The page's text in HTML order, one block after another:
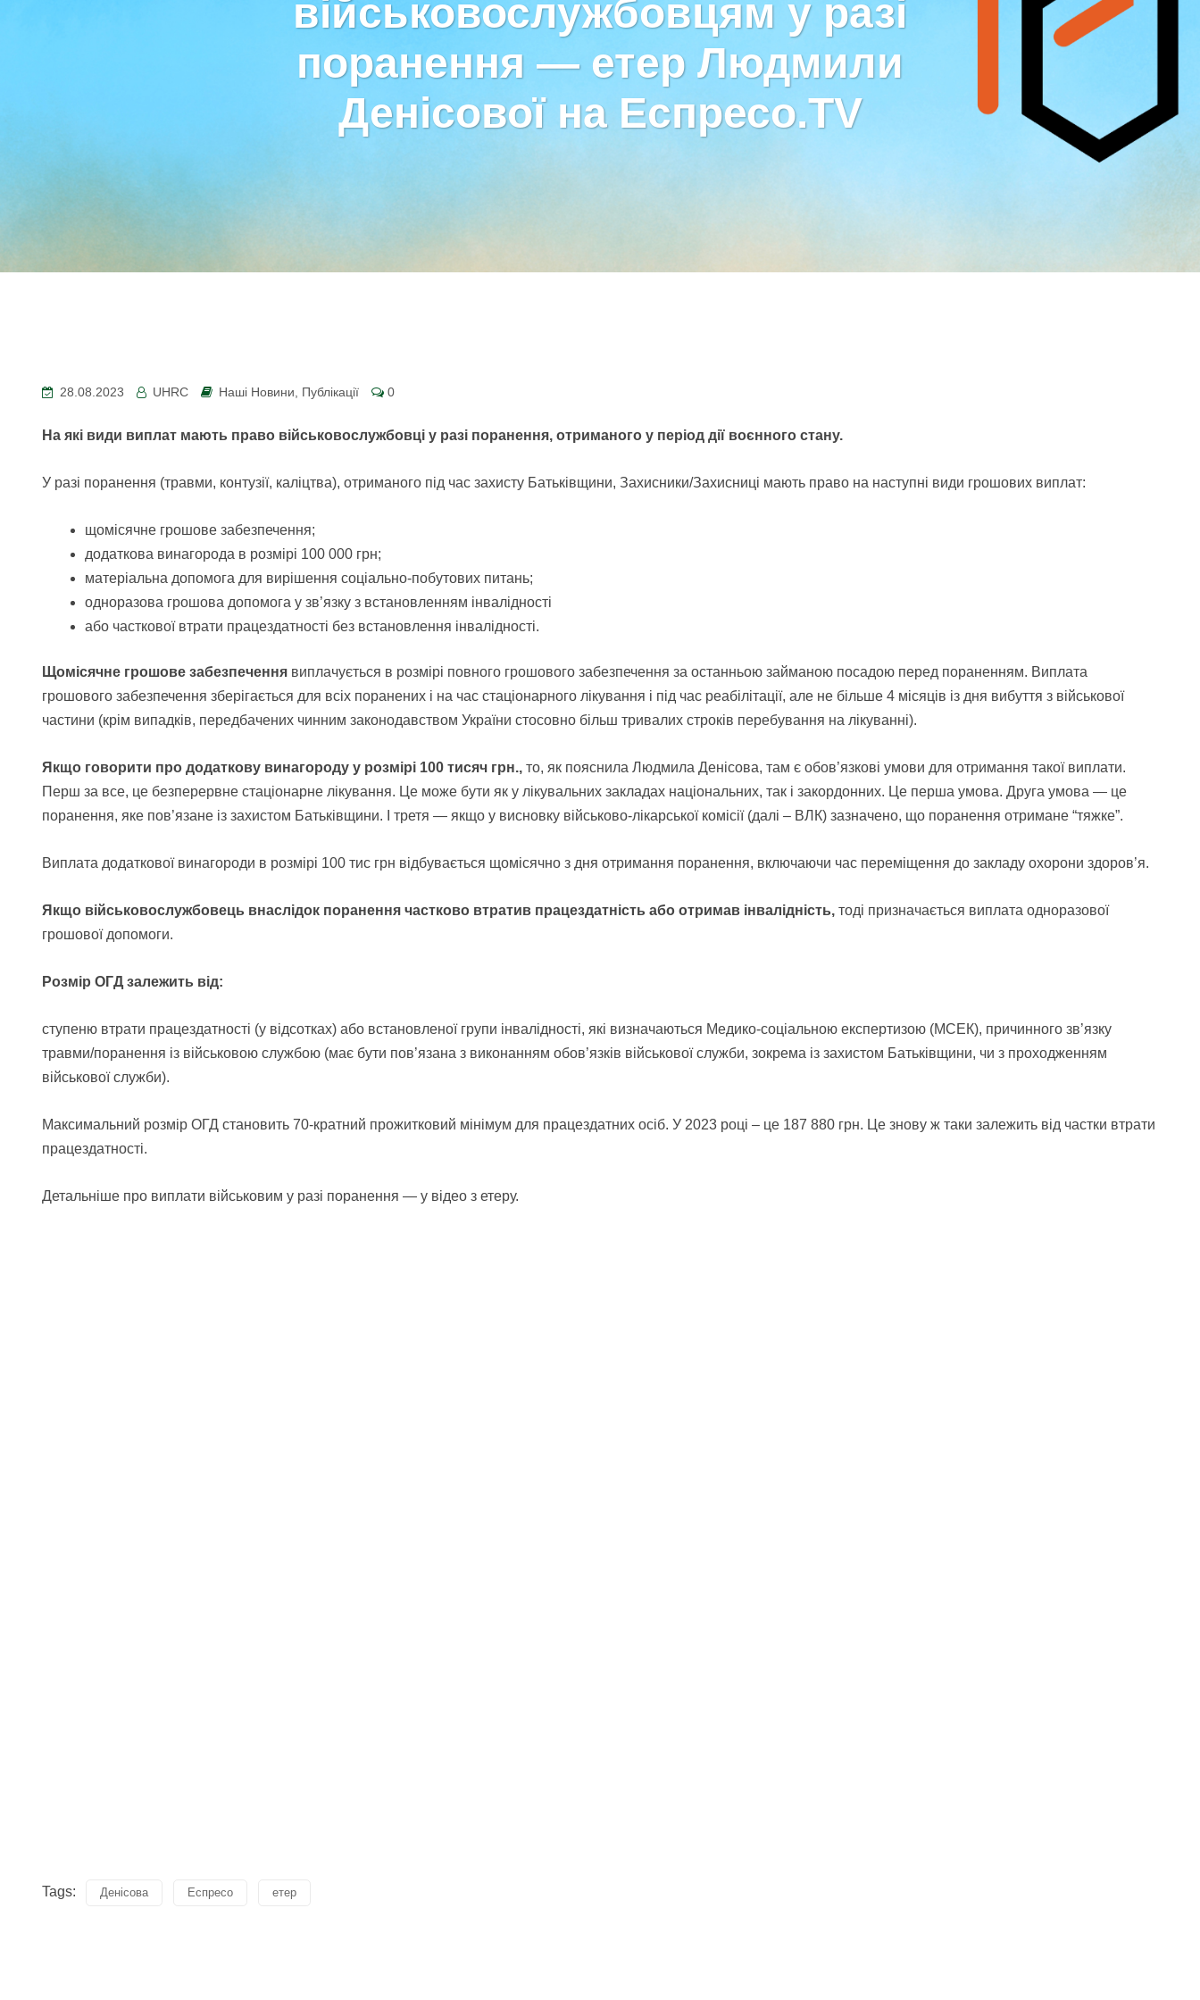
військовослужбовцям у разі
поранення — етер Людмили
Денісової на Еспресо.TV
28.08.2023 UHRC Наші Новини Публікації 0
На які види виплат мають право військовослужбовці у разі поранення, отриманого у період дії воєнного стану.
У разі поранення (травми, контузії, каліцтва), отриманого під час захисту Батьківщини, Захисники/Захисниці мають право на наступні види грошових виплат:
щомісячне грошове забезпечення;
додаткова винагорода в розмірі 100 000 грн;
матеріальна допомога для вирішення соціально-побутових питань;
одноразова грошова допомога у зв’язку з встановленням інвалідності
або часткової втрати працездатності без встановлення інвалідності.
Щомісячне грошове забезпечення виплачується в розмірі повного грошового забезпечення за останньою займаною посадою перед пораненням. Виплата
грошового забезпечення зберігається для всіх поранених і на час стаціонарного лікування і під час реабілітації, але не більше 4 місяців із дня вибуття з військової
частини (крім випадків, передбачених чинним законодавством України стосовно більш тривалих строків перебування на лікуванні).
Якщо говорити про додаткову винагороду у розмірі 100 тисяч грн., то, як пояснила Людмила Денісова, там є обов’язкові умови для отримання такої виплати.
Перш за все, це безперервне стаціонарне лікування. Це може бути як у лікувальних закладах національних, так і закордонних. Це перша умова. Друга умова — це
поранення, яке пов’язане із захистом Батьківщини. І третя — якщо у висновку військово-лікарської комісії (далі – ВЛК) зазначено, що поранення отримане “тяжке”.
Виплата додаткової винагороди в розмірі 100 тис грн відбувається щомісячно з дня отримання поранення, включаючи час переміщення до закладу охорони здоров’я.
Якщо військовослужбовець внаслідок поранення частково втратив працездатність або отримав інвалідність, тоді призначається виплата одноразової
грошової допомоги.
Розмір ОГД залежить від:
ступеню втрати працездатності (у відсотках) або встановленої групи інвалідності, які визначаються Медико-соціальною експертизою (МСЕК), причинного зв’язку
травми/поранення із військовою службою (має бути пов’язана з виконанням обов’язків військової служби, зокрема із захистом Батьківщини, чи з проходженням
військової служби).
Максимальний розмір ОГД становить 70-кратний прожитковий мінімум для працездатних осіб. У 2023 році – це 187 880 грн. Це знову ж таки залежить від частки втрати
працездатності.
Детальніше про виплати військовим у разі поранення — у відео з етеру.
Tags: Денісова Еспресо етер